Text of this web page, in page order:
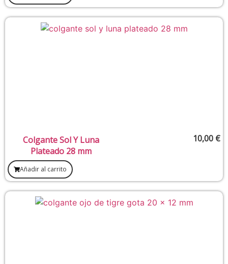
Colgante Sol Y Luna
Plateado 28 mm
10,00 €
Añadir al carrito